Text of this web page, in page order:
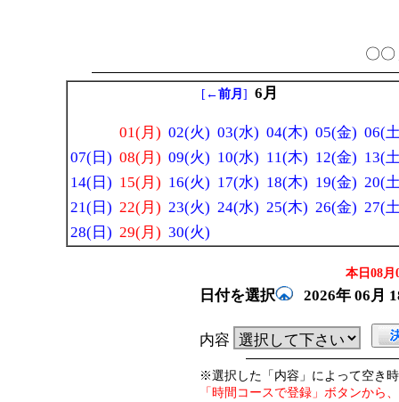
〇
[ ←前月 ] 6月
01(月) 02(火) 03(水) 04(木) 05(金) 06(
07(日) 08(月) 09(火) 10(水) 11(木) 12(金) 13(
14(日) 15(月) 16(火) 17(水) 18(木) 19(金) 20(
21(日) 22(月) 23(火) 24(水) 25(木) 26(金) 27(
28(日) 29(月) 30(火)
本日08月
日付を選択 2026年 06月
内容
※選択した「内容」によって空き
「時間コースで登録」ボタンから